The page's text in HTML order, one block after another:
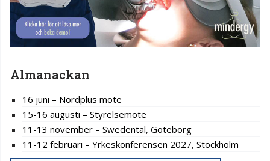
Almanackan
16 juni – Nordplus möte
15-16 augusti – Styrelsemöte
11-13 november – Swedental, Göteborg
11-12 februari – Yrkeskonferensen 2027, Stockholm